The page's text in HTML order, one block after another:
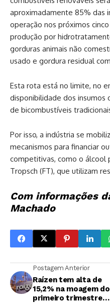
aproximadamente 85% das
operação nos próximos
produção por
gorduras animais não
usado e gordura residual
Esta rota está no limite, no
disponibilidade dos insumos
de bicombustíveis
Por isso, a indústria se
mecanismos para financiar
competitivas, como o álcool
Tropsch (FT), que utilizam
Com informações
Machado
Postagem Anterior
Raízen tem alta de
15,2% na moagem do
primeiro trimestre